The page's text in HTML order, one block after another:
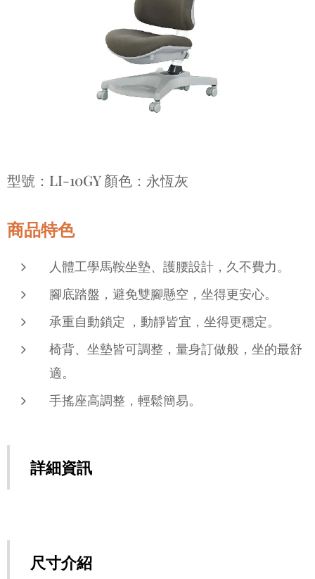
型號：LI-10GY 顏色：永恆灰
商品特色
人體工學馬鞍坐墊、護腰設計，久不費力。
腳底踏盤，避免雙腳懸空，坐得更安心。
承重自動鎖定 ，動靜皆宜，坐得更穩定。
椅背、坐墊皆可調整，量身訂做般，坐的最舒
適。
手搖座高調整，輕鬆簡易。
詳細資訊
尺寸介紹